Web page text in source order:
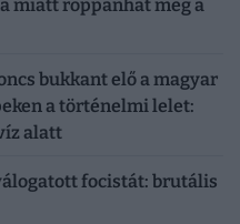
miatt roppanhat meg a
bukkant elő a magyar
a történelmi lelet:
alatt
focistát: brutális